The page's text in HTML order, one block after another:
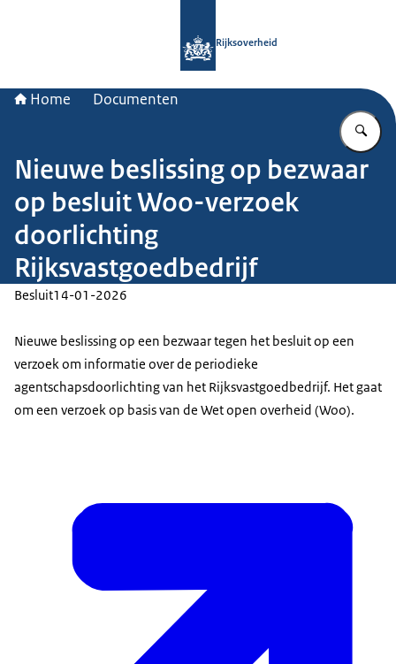
Rijksoverheid
Home Documenten
Nieuwe beslissing op bezwaar
op besluit Woo-verzoek
doorlichting
Rijksvastgoedbedrijf
Besluit14-01-2026
Nieuwe beslissing op een bezwaar tegen het besluit op een
verzoek om informatie over de periodieke
agentschapsdoorlichting van het Rijksvastgoedbedrijf. Het gaat
om een verzoek op basis van de Wet open overheid (Woo).